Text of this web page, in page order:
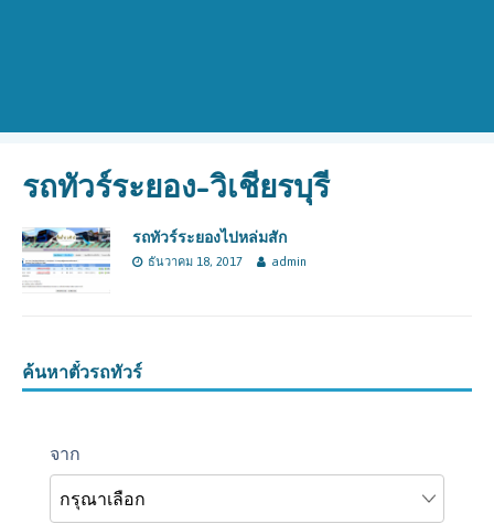
รถทัวร์ระยอง-วิเชียรบุรี
รถทัวร์ระยองไปหล่มสัก
ธันวาคม 18, 2017 admin
ค้นหาตั๋วรถทัวร์